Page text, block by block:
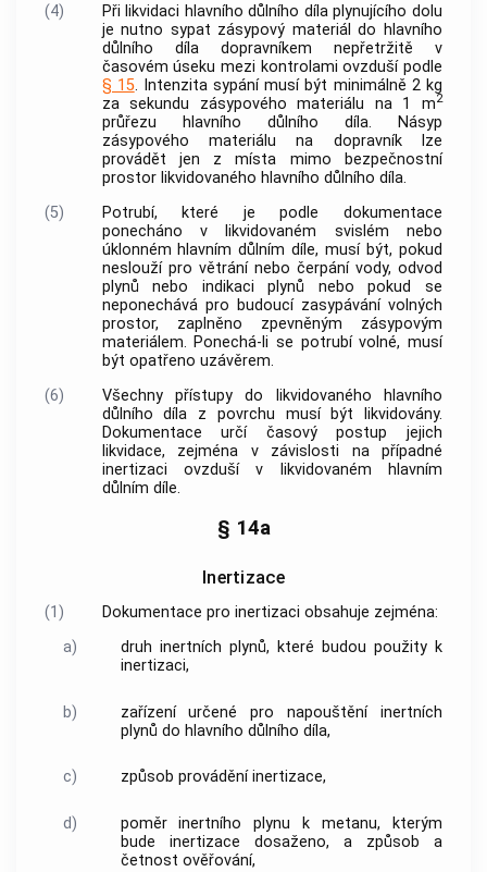
(4)
Při likvidaci hlavního důlního díla plynujícího dolu
je nutno sypat zásypový materiál do hlavního
důlního díla dopravníkem nepřetržitě v
časovém úseku mezi kontrolami ovzduší podle
§ 15. Intenzita sypání musí být minimálně 2 kg
za sekundu zásypového materiálu na 1 m2
průřezu hlavního důlního díla. Násyp
zásypového materiálu na dopravník lze
provádět jen z místa mimo bezpečnostní
prostor likvidovaného hlavního důlního díla.
(5)
Potrubí, které je podle dokumentace
ponecháno v likvidovaném svislém nebo
úklonném hlavním důlním díle, musí být, pokud
neslouží pro větrání nebo čerpání vody, odvod
plynů nebo indikaci plynů nebo pokud se
neponechává pro budoucí zasypávání volných
prostor, zaplněno zpevněným zásypovým
materiálem. Ponechá-li se potrubí volné, musí
být opatřeno uzávěrem.
(6)
Všechny přístupy do likvidovaného hlavního
důlního díla z povrchu musí být likvidovány.
Dokumentace určí časový postup jejich
likvidace, zejména v závislosti na případné
inertizaci ovzduší v likvidovaném hlavním
důlním díle.
§ 14a
Inertizace
(1)
Dokumentace pro inertizaci obsahuje zejména:
a)
druh inertních plynů, které budou použity k
inertizaci,
b)
zařízení určené pro napouštění inertních
plynů do hlavního důlního díla,
c) způsob provádění inertizace,
d)
poměr inertního plynu k metanu, kterým
bude inertizace dosaženo, a způsob a
četnost ověřování,